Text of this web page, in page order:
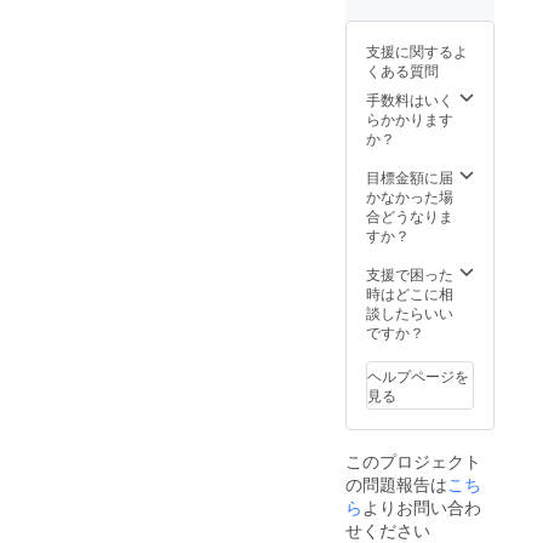
には場
所代が
別途か
かりま
すので
ご了承
都合に
より直
近の日
要望に
沿えな
い場合
がござ
す。
の程を
よろし
くお願
いしま
す。 ★
公序良
俗に反
断りさ
せてい
ただく
場合が
ござい
ます。
容、法
令に違
反する
内容な
どはお
受けで
で、ご
了承の
ほどお
★詳細
につき
まして
は
p.kyoto
@gmail
.com へ
お問い
くださ
い。
ます。
イベン
時には
参加人
数を共
有させ
ていた
す。 ◆
注意
★2023
年7月1
2023年
12月31
日まで
の６ヶ
ます。
支援に関するよ
くある質問
手数料はいく
らかかります
か？
目標金額に届
かなかった場
合どうなりま
すか？
支援で困った
時はどこに相
談したらいい
ですか？
ヘルプページを
見る
このプロジェクト
の問題報告はこち
ら よりお問い合わ
せください